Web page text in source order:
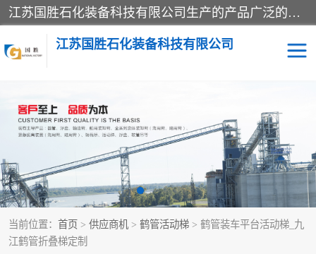
江苏国胜石化装备科技有限公司生产的产品广泛的应用于石油、石化等行业中，产品种类齐全，其中包括装卸鹤管、汽车鹤管、火车鹤管、装车鹤管、卸车鹤管、上装鹤管、下装鹤管、lng鹤管、发油鹤管、液氨鹤管、液化气鹤管等，我们生产的产品质量上乘，价格实惠，服务好，买鹤管就到国胜石化装备！
江苏国胜石化装备科技有限公司
当前位置： 首页 > 供应商机 > 鹤管活动梯 > 鹤管装车平台活动梯_九
江鹤管折叠梯定制
输油臂 鹤管活动梯